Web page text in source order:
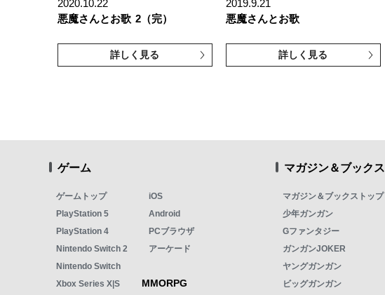
2020.10.22
悪魔さんとお歌 2（完）
詳しく見る
2019.9.21
悪魔さんとお歌
詳しく見る
ゲーム
ゲームトップ
PlayStation 5
PlayStation 4
Nintendo Switch 2
Nintendo Switch
Xbox Series X|S
iOS
Android
PCブラウザ
アーケード
MMORPG
マガジン＆ブックス
マガジン＆ブックストップ
少年ガンガン
Gファンタジー
ガンガンJOKER
ヤングガンガン
ビッグガンガン